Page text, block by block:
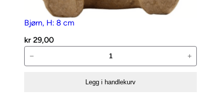
Bjørn, H: 8 cm
kr 29,00
H:
− +
Legg i handlekurv